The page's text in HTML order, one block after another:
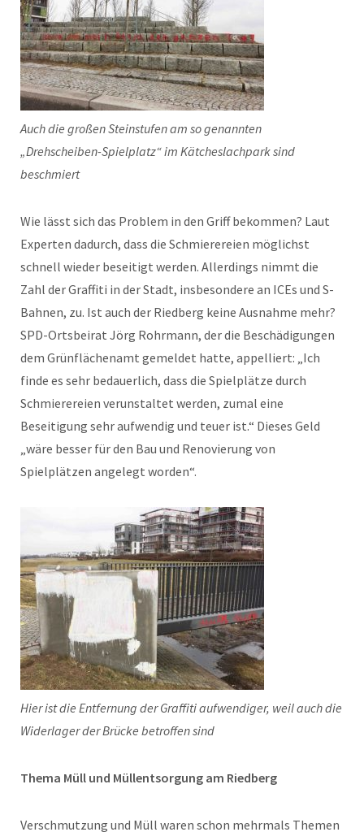
Auch die großen Steinstufen am so genannten
„Drehscheiben-Spielplatz“ im Kätcheslachpark sind
beschmiert
Wie lässt sich das Problem in den Griff bekommen? Laut
Experten dadurch, dass die Schmierereien möglichst
schnell wieder beseitigt werden. Allerdings nimmt die
Zahl der Graffiti in der Stadt, insbesondere an ICEs und S-
Bahnen, zu. Ist auch der Riedberg keine Ausnahme mehr?
SPD-Ortsbeirat Jörg Rohrmann, der die Beschädigungen
dem Grünflächenamt gemeldet hatte, appelliert: „Ich
finde es sehr bedauerlich, dass die Spielplätze durch
Schmierereien verunstaltet werden, zumal eine
Beseitigung sehr aufwendig und teuer ist.“ Dieses Geld
„wäre besser für den Bau und Renovierung von
Spielplätzen angelegt worden“.
Hier ist die Entfernung der Graffiti aufwendiger, weil auch die
Widerlager der Brücke betroffen sind
Thema Müll und Müllentsorgung am Riedberg
Verschmutzung und Müll waren schon mehrmals Themen